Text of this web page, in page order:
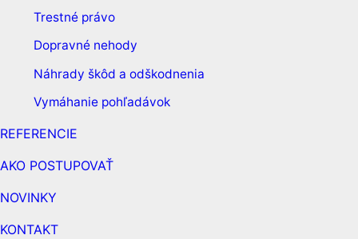
Trestné právo
Dopravné nehody
Náhrady škôd a odškodnenia
Vymáhanie pohľadávok
REFERENCIE
AKO POSTUPOVAŤ
NOVINKY
KONTAKT